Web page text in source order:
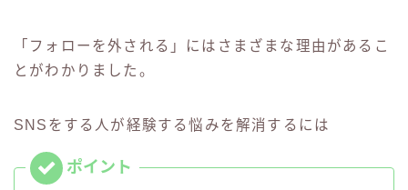
「フォローを外される」にはさまざまな理由があるこ
とがわかりました。
SNSをする人が経験する悩みを解消するには